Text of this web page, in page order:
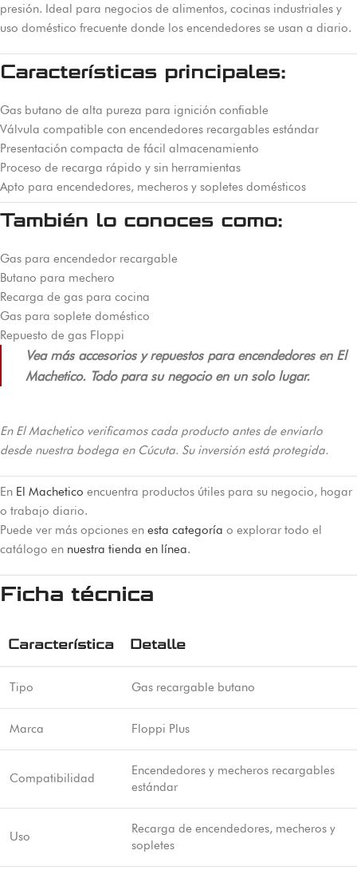
presión. Ideal para negocios de alimentos, cocinas industriales y
uso doméstico frecuente donde los encendedores se usan a diario.
Características principales:
Gas butano de alta pureza para ignición confiable
Válvula compatible con encendedores recargables estándar
Presentación compacta de fácil almacenamiento
Proceso de recarga rápido y sin herramientas
Apto para encendedores, mecheros y sopletes domésticos
También lo conoces como:
Gas para encendedor recargable
Butano para mechero
Recarga de gas para cocina
Gas para soplete doméstico
Repuesto de gas Floppi
Vea más accesorios y repuestos para encendedores en El
Machetico. Todo para su negocio en un solo lugar.
En El Machetico verificamos cada producto antes de enviarlo
desde nuestra bodega en Cúcuta. Su inversión está protegida.
En El Machetico encuentra productos útiles para su negocio, hogar
o trabajo diario.
Puede ver más opciones en esta categoría o explorar todo el
catálogo en nuestra tienda en línea.
Ficha técnica
Característica Detalle
Tipo Gas recargable butano
Marca Floppi Plus
Compatibilidad
Encendedores y mecheros recargables
estándar
Uso
Recarga de encendedores, mecheros y
sopletes